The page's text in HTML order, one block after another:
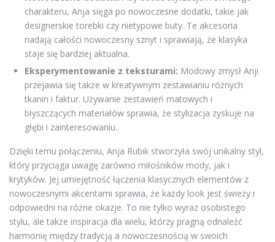
charakteru, Anja sięga po nowoczesne dodatki, takie jak
designerskie torebki czy nietypowe buty. Te akcesoria
nadają całości nowoczesny sznyt i sprawiają, że klasyka
staje się bardziej aktualna.
Eksperymentowanie z teksturami: Modowy zmysł Anji
przejawia się także w kreatywnym zestawianiu różnych
tkanin i faktur. Używanie zestawień matowych i
błyszczących materiałów sprawia, że stylizacja zyskuje na
głębi i zainteresowaniu.
Dzięki temu połączeniu, Anja Rubik stworzyła swój unikalny styl,
który przyciąga uwagę zarówno miłośników mody, jak i
krytyków. Jej umiejętność łączenia klasycznych elementów z
nowoczesnymi akcentami sprawia, że każdy look jest świeży i
odpowiedni na różne okazje. To nie tylko wyraz osobistego
stylu, ale także inspiracja dla wielu, którzy pragną odnaleźć
harmonię między tradycją a nowoczesnością w swoich